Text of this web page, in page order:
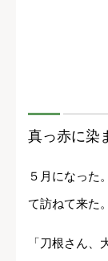
真っ赤に染
５月になった
て訪ねて来た。
「刀根さん